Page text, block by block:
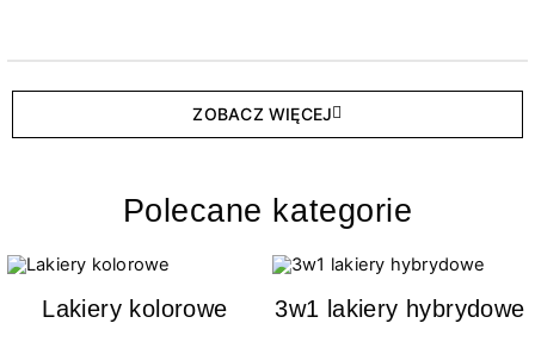
ZOBACZ WIĘCEJ
Polecane kategorie
Lakiery kolorowe 3w1 lakiery hybrydowe